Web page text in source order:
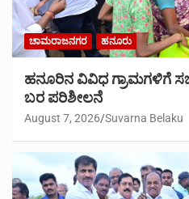
ಚಾಮರಾಜನಗರ ಹನೂರು
ಹನೂರಿನ ವಿವಿಧ ಗ್ರಾಮಗಳಿಗೆ
ಬರ ಪರಿಶೀಲನೆ
August 7, 2026 Suvarna Belaku